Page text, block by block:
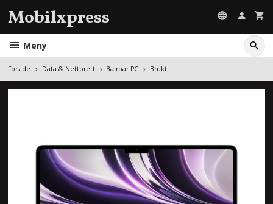
innholdet
Mobilxpress
Meny
Forside Data & Nettbrett Bærbar PC Brukt